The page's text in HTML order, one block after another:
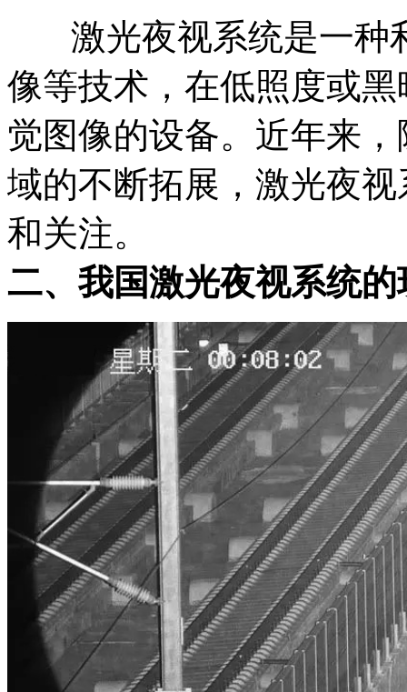
激光夜视系统是一种
像等技术，在低照度或
觉图像的设备。近年来
域的不断拓展，激光夜
和关注。
二、我国激光夜视系统的